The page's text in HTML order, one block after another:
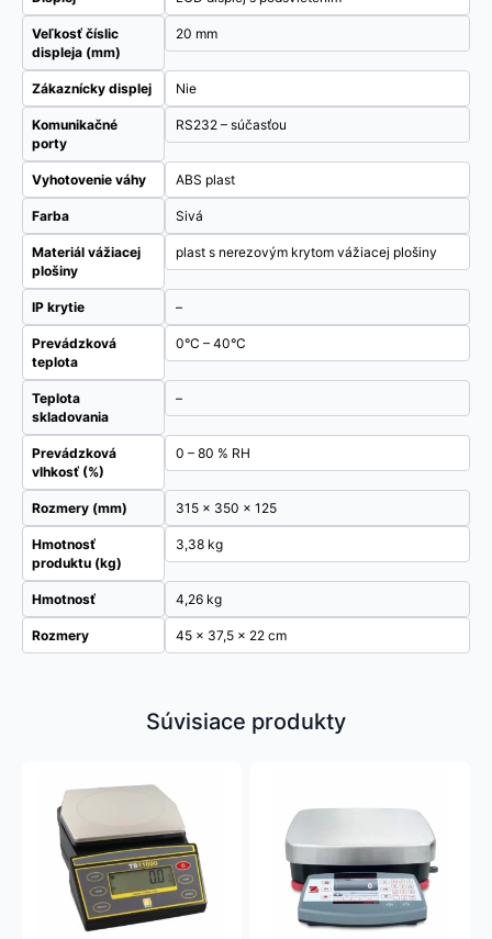
Veľkosť číslic
displeja (mm)
20 mm
Zákaznícky displej Nie
Komunikačné
porty
RS232 – súčasťou
Vyhotovenie váhy ABS plast
Farba Sivá
Materiál vážiacej
plošiny
plast s nerezovým krytom vážiacej plošiny
IP krytie –
Prevádzková
teplota
0°C – 40°C
Teplota
skladovania
–
Prevádzková
vlhkosť (%)
0 – 80 % RH
Rozmery (mm) 315 x 350 x 125
Hmotnosť
produktu (kg)
3,38 kg
Hmotnosť 4,26 kg
Rozmery 45 × 37,5 × 22 cm
Súvisiace produkty
produkt
viacero
variantov.
Možnosti